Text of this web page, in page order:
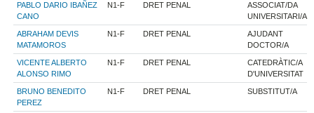
PABLO DARIO IBAÑEZ
CANO
N1-F DRET PENAL
ASSOCIAT/DA
UNIVERSITARI/A
ABRAHAM DEVIS
MATAMOROS
N1-F DRET PENAL
AJUDANT
DOCTOR/A
VICENTE ALBERTO
ALONSO RIMO
N1-F DRET PENAL
CATEDRÀTIC/A
D'UNIVERSITAT
BRUNO BENEDITO
PEREZ
N1-F DRET PENAL SUBSTITUT/A